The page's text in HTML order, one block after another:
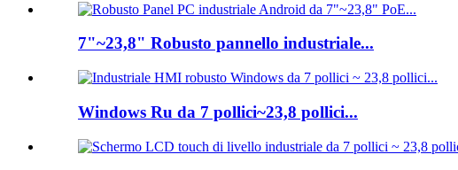
7"~23,8" Robusto pannello industriale...
Windows Ru da 7 pollici~23,8 pollici...